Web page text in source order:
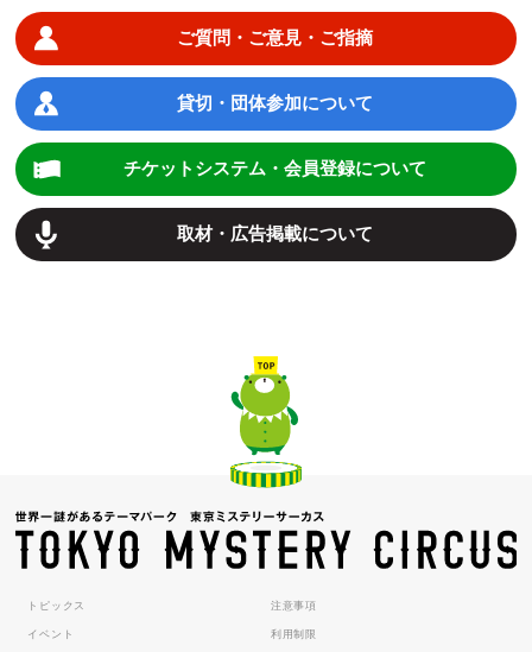
ご質問・ご意見・ご指摘
貸切・団体参加について
チケットシステム・会員登録について
取材・広告掲載について
トピックス
イベント
注意事項
利用制限